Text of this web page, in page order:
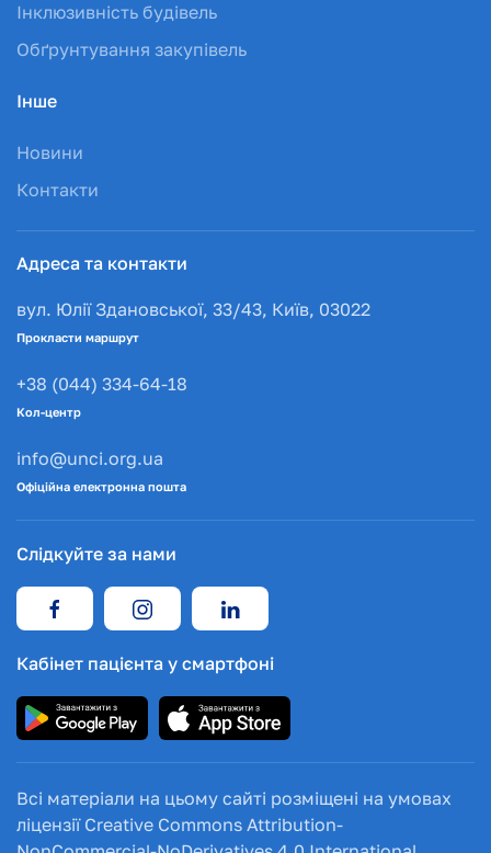
Інклюзивність будівель
Обґрунтування закупівель
Інше
Новини
Контакти
Адреса та контакти
вул. Юлії Здановської, 33/43, Київ, 03022
Прокласти маршрут
+38 (044) 334-64-18
Кол-центр
info@unci.org.ua
Офіційна електронна пошта
Слідкуйте за нами
Кабінет пацієнта у смартфоні
Всі матеріали на цьому сайті розміщені на умовах
ліцензії Creative Commons Attribution-